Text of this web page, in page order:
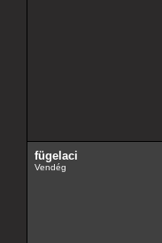
fügelaci
Vendég